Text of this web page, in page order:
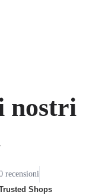
nostri
recensioni
Shops